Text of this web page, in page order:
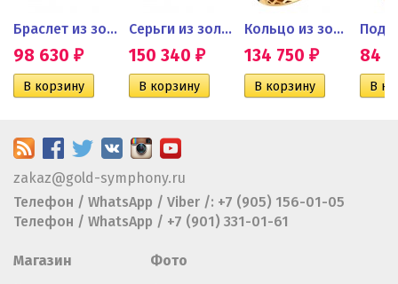
Браслет из золота с черными...
98 630 ₽
Серьги из золота с черными...
150 340 ₽
Кольцо из золота с...
134 750 ₽ 84
zakaz@gold-symphony.ru
Телефон / WhatsApp / Viber /: +7 (905) 156-01-05
Телефон / WhatsApp / +7 (901) 331-01-61
Магазин
Фото